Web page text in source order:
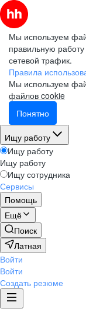
Мы используем
правильную
сетевой трафик.
Правила
Мы используем
файлов cookie
Понятно
Ищу работу
Ищу работу
Ищу работу
Ищу сотрудника
Сервисы
Помощь
Ещё
Поиск
Латная
Войти
Войти
Создать резюме